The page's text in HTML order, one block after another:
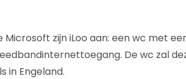
Microsoft zijn iLoo aan: een wc met
De wc zal
in Engeland.